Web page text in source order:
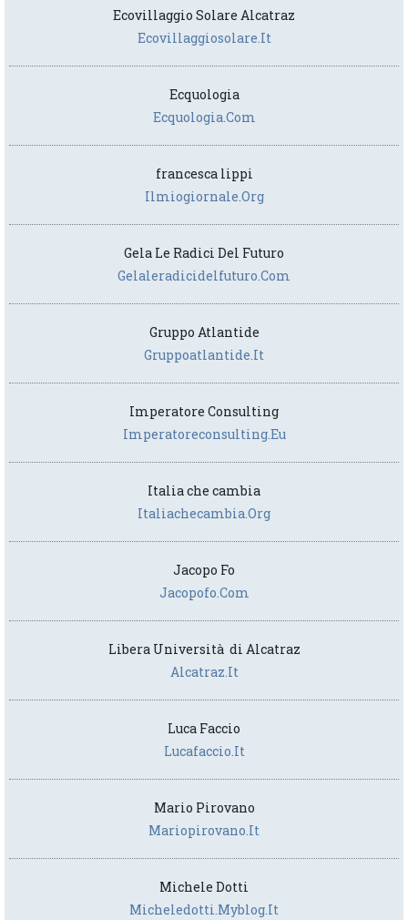
Ecovillaggio Solare Alcatraz
Ecovillaggiosolare.it
Ecquologia
Ecquologia.com
francesca lippi
Ilmiogiornale.org
Gela Le Radici Del Futuro
Gelaleradicidelfuturo.com
Gruppo Atlantide
Gruppoatlantide.it
Imperatore Consulting
Imperatoreconsulting.eu
Italia che cambia
Italiachecambia.org
Jacopo Fo
Jacopofo.com
Libera Università di Alcatraz
Alcatraz.it
Luca Faccio
Lucafaccio.it
Mario Pirovano
Mariopirovano.it
Michele Dotti
Micheledotti.myblog.it